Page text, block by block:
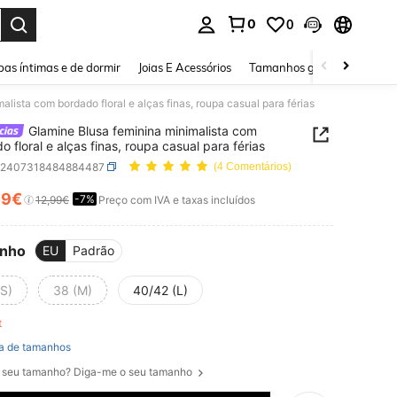
0 0
íntimas e de dormir Joias E Acessórios Tamanhos grandes
com bordado floral e alças finas, roupa casual para férias
Glamine Blusa feminina minimalista com
floral e alças finas, roupa casual para férias
(4 Comentários)
AND AVAILABILITY
12,99€ -7% Preço com IVA e taxas incluídos
EU Padrão
38 (M) 40/42 (L)
de tamanhos
seu tamanho? Diga-me o seu tamanho